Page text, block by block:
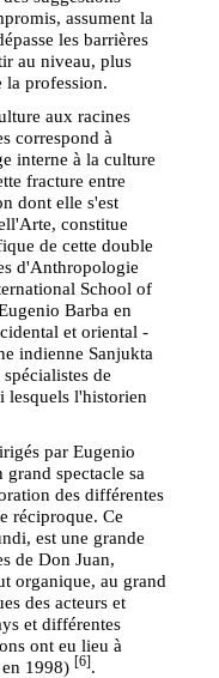
assument la
les barrières
au niveau, plus
la profession.
aux racines
correspond à
interne à la culture
fracture entre
dont elle s'est
constitue
de cette double
d'Anthropologie
School of
Barba en
et oriental -
indienne Sanjukta
de
lesquels l'historien
par Eugenio
spectacle sa
des différentes
réciproque. Ce
est une grande
de Don Juan,
organique, au grand
des acteurs et
et différentes
ont eu lieu à
en 1998)[6].